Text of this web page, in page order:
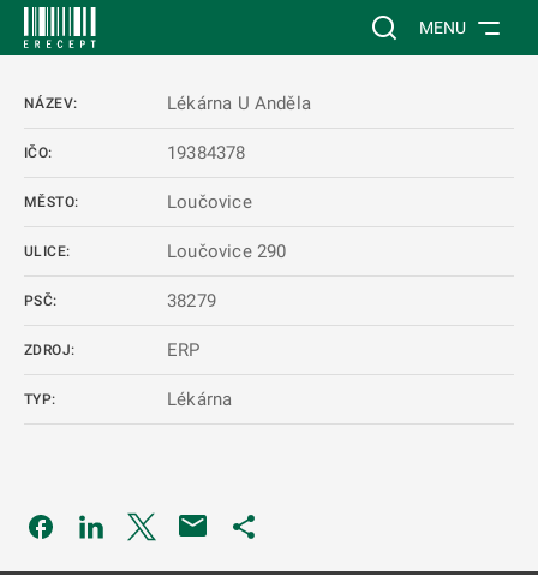
Vyhledávání na
MENU
NÁZEV: Lékárna U Anděla
IČO: 19384378
MĚSTO: Loučovice
ULICE: Loučovice 290
PSČ: 38279
ZDROJ: ERP
TYP: Lékárna
Odkaz se otevře na nové kartě
Odkaz se otevře na nové kartě
Odkaz se otevře na nové kartě